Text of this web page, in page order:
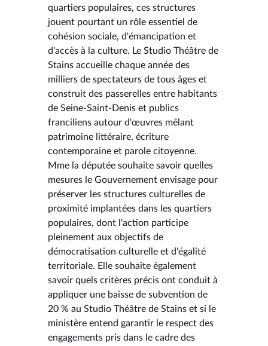
quartiers populaires, ces structures
jouent pourtant un rôle essentiel de
cohésion sociale, d'émancipation et
d'accès à la culture. Le Studio Théâtre de
Stains accueille chaque année des
milliers de spectateurs de tous âges et
construit des passerelles entre habitants
de Seine-Saint-Denis et publics
franciliens autour d'œuvres mêlant
patrimoine littéraire, écriture
contemporaine et parole citoyenne.
Mme la députée souhaite savoir quelles
mesures le Gouvernement envisage pour
préserver les structures culturelles de
proximité implantées dans les quartiers
populaires, dont l'action participe
pleinement aux objectifs de
démocratisation culturelle et d'égalité
territoriale. Elle souhaite également
savoir quels critères précis ont conduit à
appliquer une baisse de subvention de
20 % au Studio Théâtre de Stains et si le
ministère entend garantir le respect des
engagements pris dans le cadre des